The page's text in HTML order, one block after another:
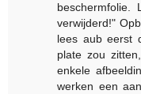
verwijderd!"
lees aub eerst
plate zou
enkele
werken een